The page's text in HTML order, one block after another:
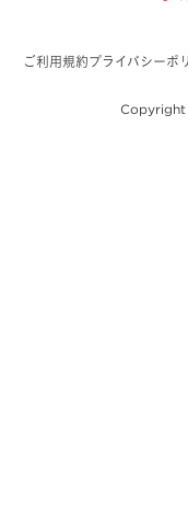
ご利用規約プライバシーポ
Copyright